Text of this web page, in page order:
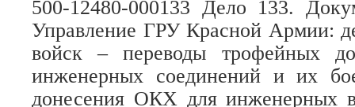
500-12480-000133 Дело 133.
Управление ГРУ Красной Армии:
войск – переводы трофейных
инженерных соединений и их
донесения ОКХ для инженерных